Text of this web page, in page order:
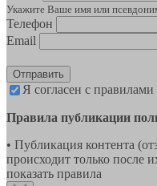
Укажите Ваше имя или
Телефон
Email
Отправить
Я согласен с
Правила публикации
• Публикация контента
происходит только после
показать правила